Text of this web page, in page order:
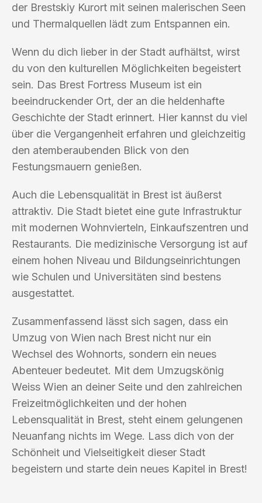
der Brestskiy Kurort mit seinen malerischen Seen
und Thermalquellen lädt zum Entspannen ein.
Wenn du dich lieber in der Stadt aufhältst, wirst
du von den kulturellen Möglichkeiten begeistert
sein. Das Brest Fortress Museum ist ein
beeindruckender Ort, der an die heldenhafte
Geschichte der Stadt erinnert. Hier kannst du viel
über die Vergangenheit erfahren und gleichzeitig
den atemberaubenden Blick von den
Festungsmauern genießen.
Auch die Lebensqualität in Brest ist äußerst
attraktiv. Die Stadt bietet eine gute Infrastruktur
mit modernen Wohnvierteln, Einkaufszentren und
Restaurants. Die medizinische Versorgung ist auf
einem hohen Niveau und Bildungseinrichtungen
wie Schulen und Universitäten sind bestens
ausgestattet.
Zusammenfassend lässt sich sagen, dass ein
Umzug von Wien nach Brest nicht nur ein
Wechsel des Wohnorts, sondern ein neues
Abenteuer bedeutet. Mit dem Umzugskönig
Weiss Wien an deiner Seite und den zahlreichen
Freizeitmöglichkeiten und der hohen
Lebensqualität in Brest, steht einem gelungenen
Neuanfang nichts im Wege. Lass dich von der
Schönheit und Vielseitigkeit dieser Stadt
begeistern und starte dein neues Kapitel in Brest!